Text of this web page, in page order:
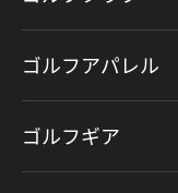
ゴルフアパレル
ゴルフギア